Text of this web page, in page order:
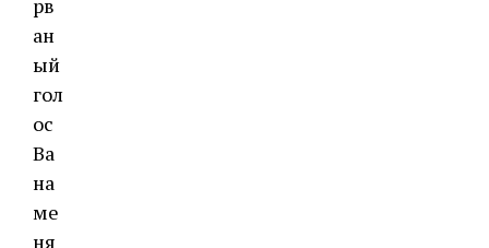
ан
ый
гол
ос
Ва
на
ме
ня